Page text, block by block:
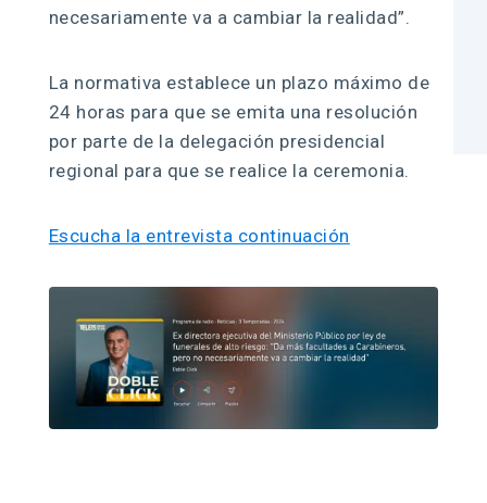
necesariamente va a cambiar la realidad”.
La normativa establece un plazo máximo de
24 horas para que se emita una resolución
por parte de la delegación presidencial
regional para que se realice la ceremonia.
Escucha la entrevista continuación